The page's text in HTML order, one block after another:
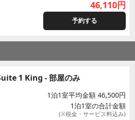
46,110円
予約する
1 King - 部屋のみ
1泊1室平均金額 46,500円
1泊1室の合計金額
(※税金・サービス料込み)